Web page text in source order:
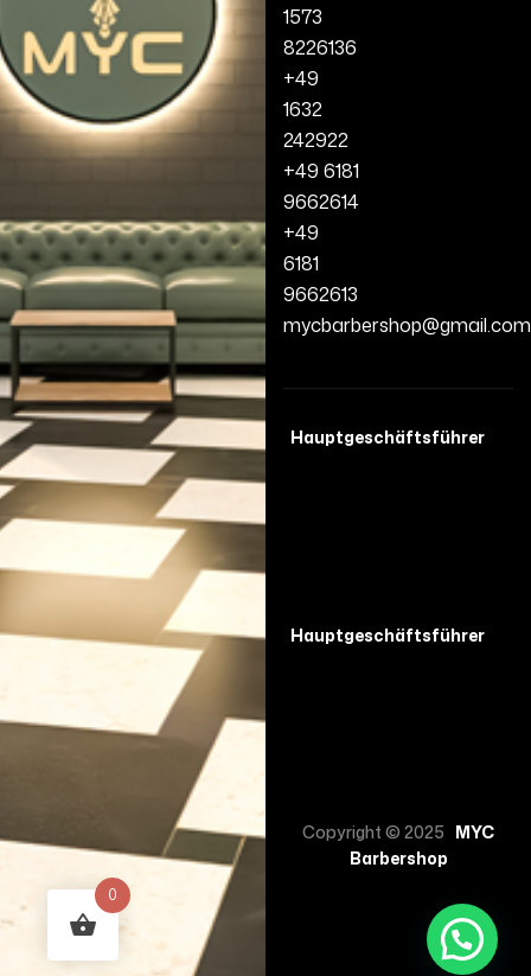
1573
8226136
+49
1632
242922
+49 6181
9662614
+49
6181
9662613
mycbarbershop@gmail.com
Hauptgeschäftsführer
Hauptgeschäftsführer
Copyright © 2025 MYC
Barbershop
0